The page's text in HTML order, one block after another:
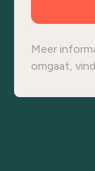
Meer
omgaat,